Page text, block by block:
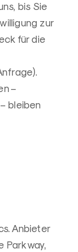
bis Sie
zur
für die
–
bleiben
Anbieter
Parkway,